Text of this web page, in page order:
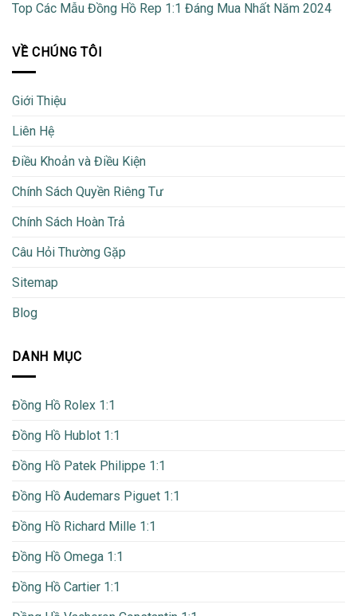
Top Các Mẫu Đồng Hồ Rep 1:1 Đáng Mua Nhất Năm 2024
VỀ CHÚNG TÔI
Giới Thiệu
Liên Hệ
Điều Khoản và Điều Kiện
Chính Sách Quyền Riêng Tư
Chính Sách Hoàn Trả
Câu Hỏi Thường Gặp
Sitemap
Blog
DANH MỤC
Đồng Hồ Rolex 1:1
Đồng Hồ Hublot 1:1
Đồng Hồ Patek Philippe 1:1
Đồng Hồ Audemars Piguet 1:1
Đồng Hồ Richard Mille 1:1
Đồng Hồ Omega 1:1
Đồng Hồ Cartier 1:1